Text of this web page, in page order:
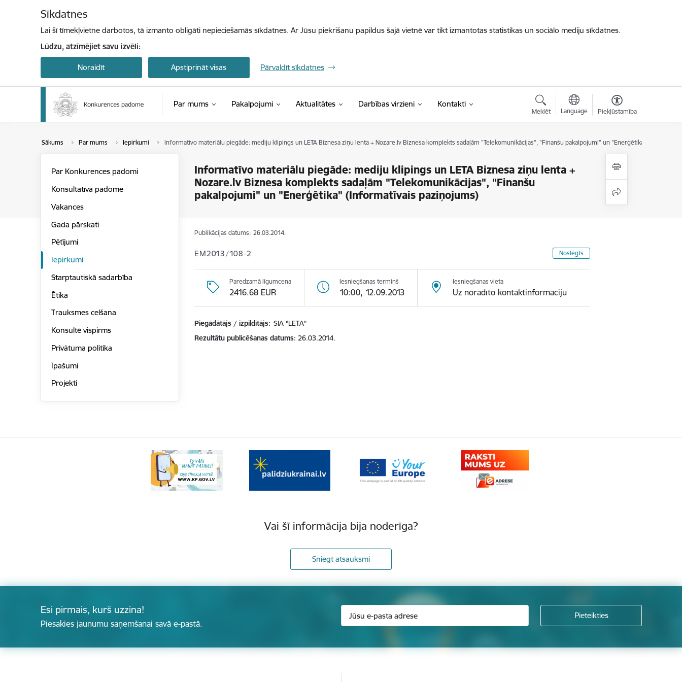
Sīkdatnes
Lai šī tīmekļvietne darbotos, tā izmanto obligāti nepieciešamās sīkdatnes. Ar Jūsu piekrišanu papildus šajā vietnē var tikt izmantotas statistikas un sociālo mediju sīkdatnes.
Lūdzu, atzīmējiet savu izvēli:
Noraidīt Apstiprināt visas Pārvaldīt sīkdatnes
Par mums Pakalpojumi Aktualitātes Darbības virzieni Kontakti
Meklēt Language Piekļūstamība
Sākums Par mums Iepirkumi Informatīvo materiālu piegāde: mediju klipings un LETA Biznesa ziņu lenta + Nozare.lv Biznesa komplekts sadaļām "Telekomunikācijas", "Finanšu pakalpojumi" un "Enerģētika"
Informatīvo materiālu piegāde: mediju klipings un LETA Biznesa ziņu lenta +
Nozare.lv Biznesa komplekts sadaļām "Telekomunikācijas", "Finanšu
pakalpojumi" un "Enerģētika" (Informatīvais paziņojums)
Par Konkurences padomi
Konsultatīvā padome
Vakances
Gada pārskati
Pētījumi
Iepirkumi
Starptautiskā sadarbība
Ētika
Trauksmes celšana
Konsultē vispirms
Privātuma politika
Īpašumi
Projekti
Publikācijas datums: 26.03.2014.
EM2013/108-2 Noslēgts
Paredzamā līgumcena
2416.68 EUR
Iesniegšanas termiņš
10:00, 12.09.2013
Iesniegšanas vieta
Uz norādīto kontaktinformāciju
Piegādātājs / izpildītājs: SIA "LETA"
Rezultātu publicēšanas datums 26.03.2014.
Vai šī informācija bija noderīga?
Sniegt atsauksmi
Esi pirmais, kurš uzzina!
Piesakies jaunumu saņemšanai savā e-pastā.